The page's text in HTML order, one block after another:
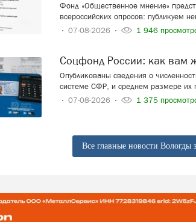
Фонд «Общественное мнение»
всероссийских опросов: публикуем
07-08-2026
1 946
Соцфонд России: как вам
Опубликованы сведения о
системе СФР, и среднем размере их
07-08-2026
1 375
Все главные новости Вологды